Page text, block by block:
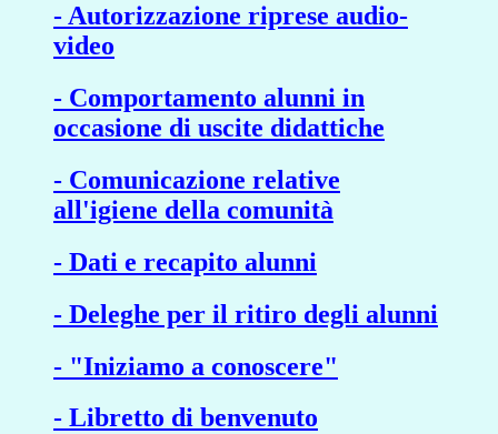
- Autorizzazione riprese audio-
video
- Comportamento alunni in
occasione di uscite didattiche
- Comunicazione relative
all'igiene della comunità
- Dati e recapito alunni
- Deleghe per il ritiro degli alunni
- "Iniziamo a conoscere"
- Libretto di benvenuto